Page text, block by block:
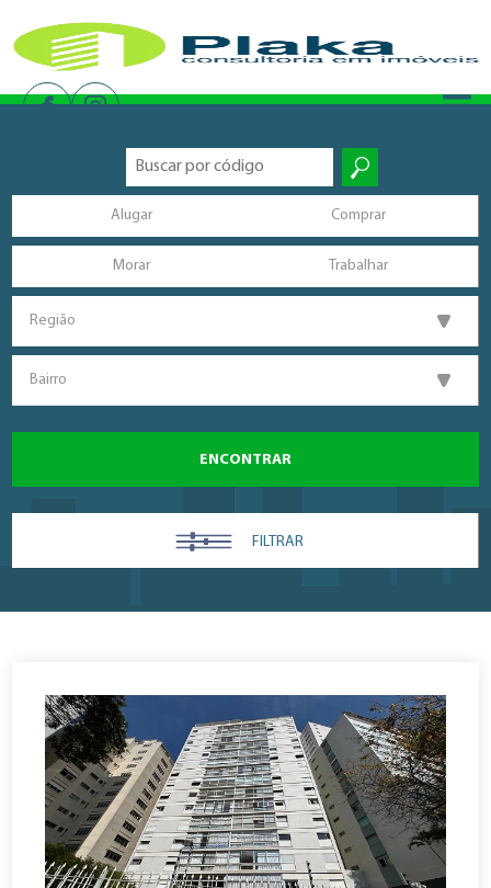
Alugar Comprar
Morar Trabalhar
Região
Bairro
ENCONTRAR
FILTRAR